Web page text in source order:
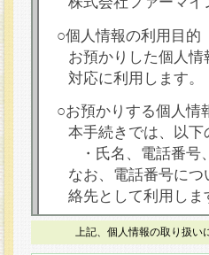
○個人情報の利用目的
お預かりした個人
対応に利用します。
○お預かりする個人情
本手続きでは、以
・氏名、電話番
なお、電話番号に
絡先として利用しま
○本人が容易に認識
本フォームでは、
上記、個人情報の取り扱